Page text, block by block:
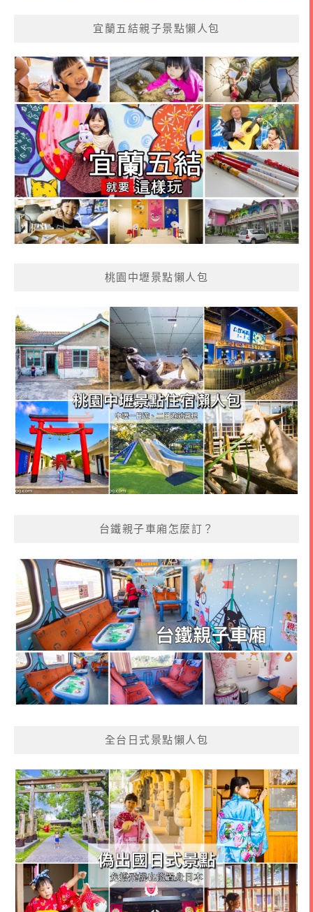
宜蘭五結親子景點懶人包
桃園中壢景點懶人包
台鐵親子車廂怎麼訂？
全台日式景點懶人包